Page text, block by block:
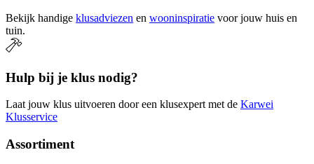
Bekijk handige klusadviezen en wooninspiratie voor jouw huis en
tuin.
Hulp bij je klus nodig?
Laat jouw klus uitvoeren door een klusexpert met de Karwei
Klusservice
Assortiment